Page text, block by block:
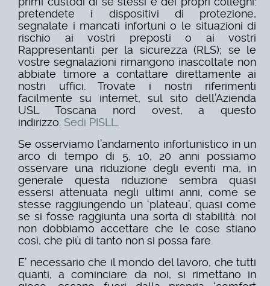
pretendete i dispositivi di protezione,
segnalate i mancati infortuni o le situazioni di
rischio ai vostri preposti o ai vostri
Rappresentanti per la sicurezza (RLS); se le
vostre segnalazioni rimangono inascoltate non
abbiate timore a contattare direttamente ai
nostri uffici. Trovate i nostri riferimenti
facilmente su internet, sul sito dell’Azienda
USL Toscana nord ovest, a questo
indirizzo: Sedi PISLL
Se osserviamo l’andamento infortunistico in un
arco di tempo di 5, 10, 20 anni possiamo
osservare una riduzione degli eventi ma, in
generale questa riduzione sembra quasi
essersi attenuata negli ultimi anni, come se
stesse raggiungendo un ‘plateau’, quasi come
se si fosse raggiunta una sorta di stabilità: noi
non dobbiamo accettare che le cose stiano
così, che più di tanto non si possa fare.
E’ necessario che il mondo del lavoro, che tutti
quanti, a cominciare da noi, si rimettano in